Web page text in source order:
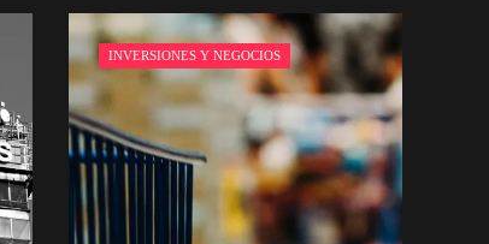
INVERSIONES Y NEGOCIOS